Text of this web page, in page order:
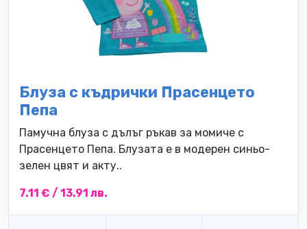
Блуза с къдрички Прасенцето
Пепа
Памучна блуза с дълъг ръкав за момиче с
Прасенцето Пепа. Блузата е в модерен синьо-
зелен цвят и акту..
7.11 € / 13.91 лв.